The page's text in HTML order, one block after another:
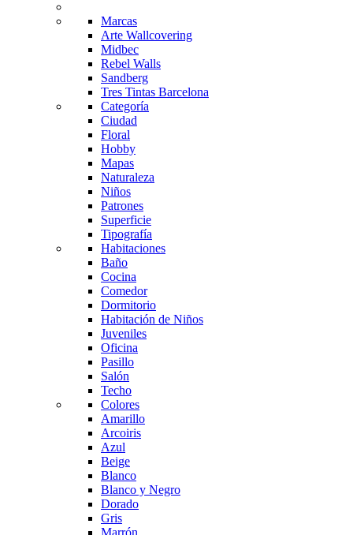
Marcas
Arte Wallcovering
Midbec
Rebel Walls
Sandberg
Tres Tintas Barcelona
Categoría
Ciudad
Floral
Hobby
Mapas
Naturaleza
Niños
Patrones
Superficie
Tipografía
Habitaciones
Baño
Cocina
Comedor
Dormitorio
Habitación de Niños
Juveniles
Oficina
Pasillo
Salón
Techo
Colores
Amarillo
Arcoiris
Azul
Beige
Blanco
Blanco y Negro
Dorado
Gris
Marrón